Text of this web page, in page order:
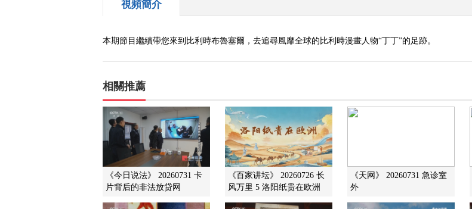
視頻簡介
本期節目繼續帶您來到比利時布魯塞爾，去追尋風靡全球的比利時漫畫人物“丁丁”的足跡。
相關推薦
《今日说法》 20260731 卡
片背后的非法放贷网
《百家讲坛》 20260726 长
风万里 5 洛阳纸贵在欧洲
《天网》 20260731 急诊室
外